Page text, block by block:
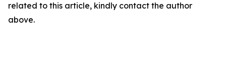
related to this article, kindly contact the author
above.